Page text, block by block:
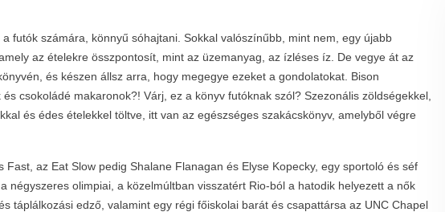
futók számára, könnyű sóhajtani. Sokkal valószínűbb, mint nem, egy újabb
az ételekre összpontosít, mint az üzemanyag, az ízléses íz. De vegye át az
és készen állsz arra, hogy megegye ezeket a gondolatokat. Bison
csokoládé makaronok?! Várj, ez a könyv futóknak szól? Szezonális zöldségekkel,
és édes ételekkel töltve, itt van az egészséges szakácskönyv, amelyből végre
az Eat Slow pedig Shalane Flanagan és Elyse Kopecky, egy sportoló és séf
négyszeres olimpiai, a közelmúltban visszatért Rio-ból a hatodik helyezett a nők
táplálkozási edző, valamint egy régi főiskolai barát és csapattársa az UNC Chapel